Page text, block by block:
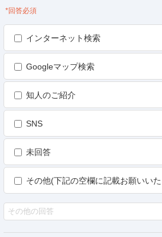
*回答必須
インターネット検索
Googleマップ検索
知人のご紹介
SNS
未回答
その他(下記の空欄に記載お願いい